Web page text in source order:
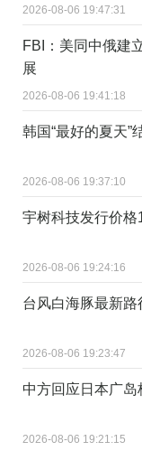
2026-08-06 19:47:31
FBI：美同中俄建
展
2026-08-06 19:41:18
韩国“最好的夏天”
2026-08-06 19:37:10
宇树科技发行价格
2026-08-06 19:24:16
台风白海豚最新
2026-08-06 19:23:47
中方回应日本广
2026-08-06 19:21:15